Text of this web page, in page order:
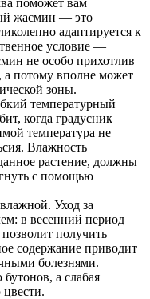
жасмин — это
адаптируется к
условие —
не особо прихотлив
а потому вполне может
зоны.
температурный
когда градусник
температура не
Влажность
растение, должны
с помощью
Уход за
в весенний период
получить
содержание приводит
болезнями.
а слабая